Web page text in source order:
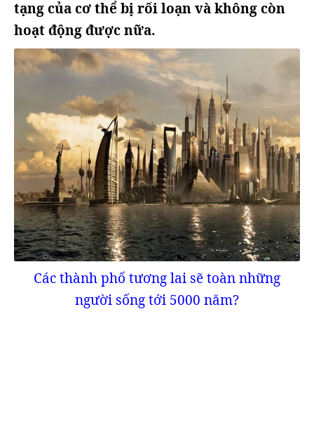
tạng của cơ thể bị rối loạn và không còn
hoạt động được nữa.
Các thành phố tương lai sẽ toàn những
người sống tới 5000 năm?